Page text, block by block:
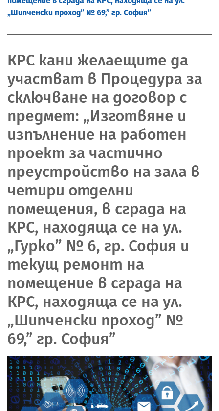
„Шипченски проход” № 69,” гр. София”
КРС кани желаещите да
участват в Процедура за
сключване на договор с
предмет: „Изготвяне и
изпълнение на работен
проект за частично
преустройство на зала в
четири отделни
помещения, в сграда на
КРС, находяща се на ул.
„Гурко” № 6, гр. София и
текущ ремонт на
помещение в сграда на
КРС, находяща се на ул.
„Шипченски проход” №
69,” гр. София”